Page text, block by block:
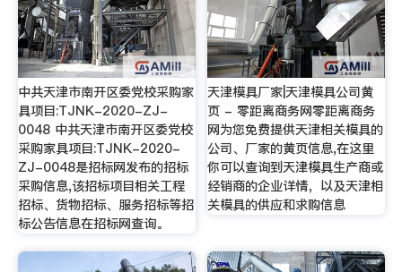
中共天津市南开区委党校采购家
具项目:TJNK-2020-ZJ-
0048 中共天津市南开区委党校
采购家具项目:TJNK-2020-
ZJ-0048是招标网发布的招标
采购信息,该招标项目相关工程
招标、货物招标、服务招标等招
标公告信息在招标网查询。
天津模具厂家|天津模具公司黄
页 - 零距离商务网零距离商务
网为您免费提供天津相关模具的
公司、厂家的黄页信息,在这里
你可以查询到天津模具生产商或
经销商的企业详情，以及天津相
关模具的供应和求购信息